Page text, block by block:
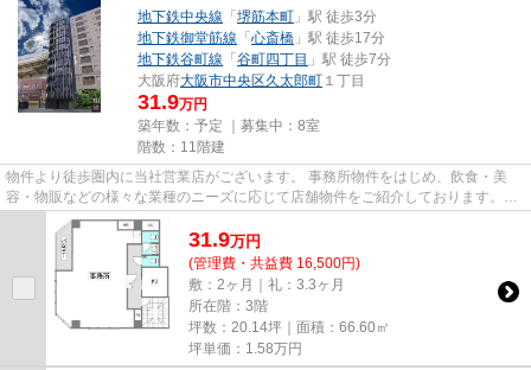
地下鉄中央線 「堺筋本町 」駅 徒歩3分
地下鉄御堂筋線 「心斎橋 」駅 徒歩17分
地下鉄谷町線 「谷町四丁目 」駅 徒歩7分
大阪府大阪市中央区久太郎町 １丁目
31.9万円
築年数：予定 ｜募集中： 8室
階数：11階建
物件より徒歩圏内に当社営業店がございます。 事務所物件をはじめ、飲食・美
容・物販などの様々な業種のニーズに応じて店舗物件をご紹介しております。
尚、弊社ではおとり広告は一切...
31.9万円
(管理費・共益費 16,500円)
敷：2ヶ月｜礼：3.3ヶ月
所在階：3階
坪数：20.14坪｜面積：66.60㎡
坪単価： 1.58万円